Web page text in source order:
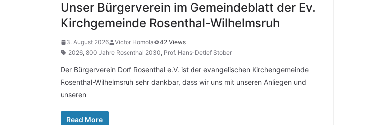
Unser Bürgerverein im Gemeindeblatt der Ev.
Kirchgemeinde Rosenthal-Wilhelmsruh
3. August 2026 Victor Homola
42 Views
2026, 800 Jahre Rosenthal 2030, Prof. Hans-Detlef Stober
Der Bürgerverein Dorf Rosenthal e.V. ist der evangelischen Kirchengemeinde
Rosenthal-Wilhelmsruh sehr dankbar, dass wir uns mit unseren Anliegen und
unseren
Read More